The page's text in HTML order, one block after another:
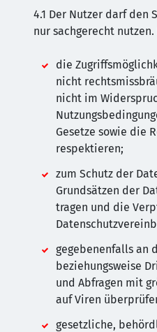
4.1 Der Nutzer darf den
nur sachgerecht
die
nicht
nicht im
Gesetze sowie die
respektieren;
zum Schutz der
Grundsätzen der
tragen und die
gegebenenfalls an
beziehungsweise
und Abfragen mit
auf Viren
gesetzliche,